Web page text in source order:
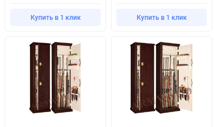
Купить в 1 клик Купить в 1 клик